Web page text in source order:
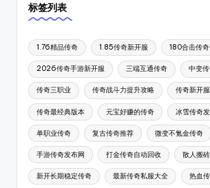
标签列表
1.76精品传奇 1.85传奇新开服 180合击传
2026传奇手游新开服 三端互通传奇 中变
传奇三职业 传奇战斗力提升攻略 传奇新开服
传奇最经典版本 元宝好赚的传奇 冰雪传奇
单职业传奇 复古传奇推荐 微变不氪金传奇
手游传奇发布网 打金传奇自动回收 散人搬
新开长期稳定传奇 最新传奇私服大全 热血